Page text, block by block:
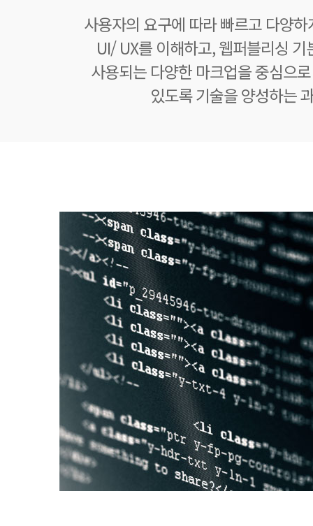
사용자의 요구에 따라 빠르고 다양
UI/ UX를 이해하고, 웹퍼블리싱 기
사용되는 다양한 마크업을 중심으
있도록 기술을 양성하는